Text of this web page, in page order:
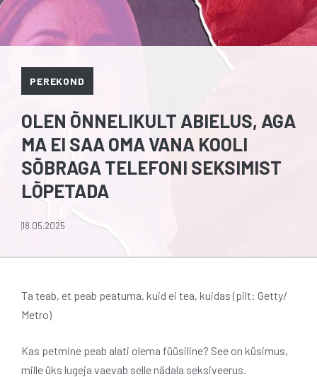
PEREKOND
OLEN ÕNNELIKULT ABIELUS, AGA
MA EI SAA OMA VANA KOOLI
SÕBRAGA TELEFONI SEKSIMIST
LÕPETADA
18.05.2025
Ta teab, et peab peatuma, kuid ei tea, kuidas (pilt: Getty/
Metro)
Kas petmine peab alati olema füüsiline? See on küsimus,
mille üks lugeja vaevab selle nädala seksiveerus.